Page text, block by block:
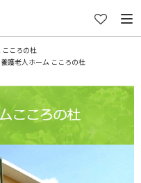
こころの杜
護老人ホーム こころの杜